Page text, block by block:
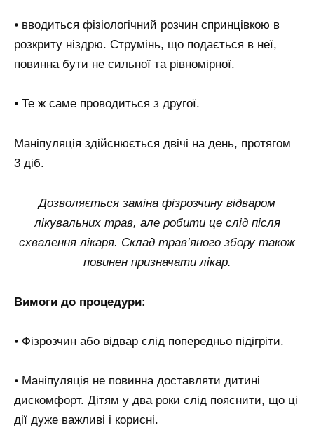
⦁ вводиться фізіологічний розчин спринцівкою в
розкриту ніздрю. Струмінь, що подається в неї,
повинна бути не сильної та рівномірної.
⦁ Те ж саме проводиться з другої.
Маніпуляція здійснюється двічі на день, протягом
3 діб.
Дозволяється заміна фізрозчину відваром
лікувальних трав, але робити це слід після
схвалення лікаря. Склад трав’яного збору також
повинен призначати лікар.
Вимоги до процедури:
⦁ Фізрозчин або відвар слід попередньо підігріти.
⦁ Маніпуляція не повинна доставляти дитині
дискомфорт. Дітям у два роки слід пояснити, що ці
дії дуже важливі і корисні.